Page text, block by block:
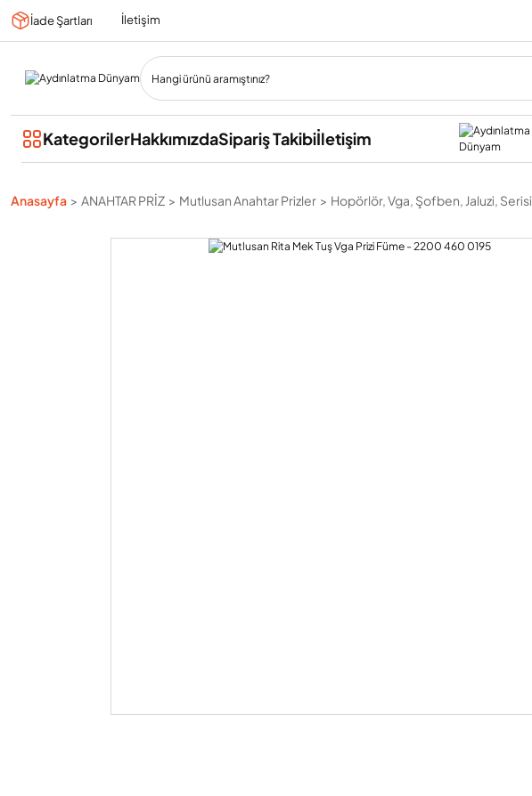
İade Şartları İletişim
KategorilerHakkımızdaSipariş Takibiİletişim
Anasayfa ANAHTAR PRİZ Mutlusan Anahtar Prizler Hopörlör, Vga, Şofben, Jaluzi, Serisi